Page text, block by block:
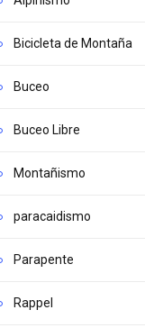
Bicicleta de Montaña
Buceo
Buceo Libre
Montañismo
paracaidismo
Parapente
Rappel